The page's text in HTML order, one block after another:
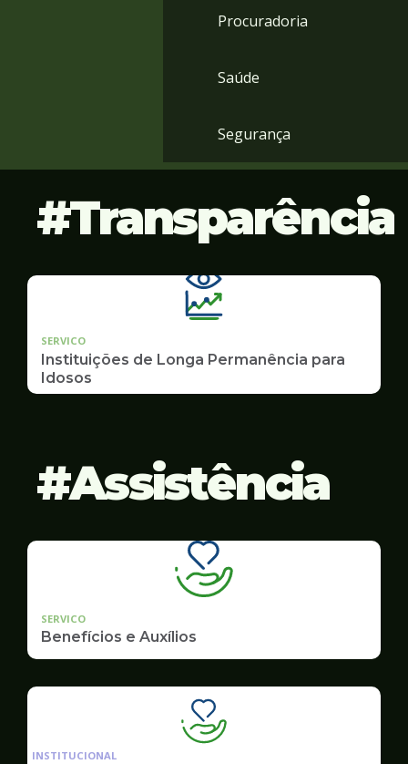
Procuradoria
Saúde
Segurança
Transparência
SERVICO
Instituições de Longa Permanência para
Idosos
Assistência
SERVICO
Benefícios e Auxílios
Ilustração
da
INSTITUCIONAL